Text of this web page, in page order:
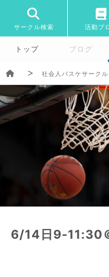
サークル検索 活動ブ
トップ ブログ
社会人バスケサーク
6/14日9-11:30